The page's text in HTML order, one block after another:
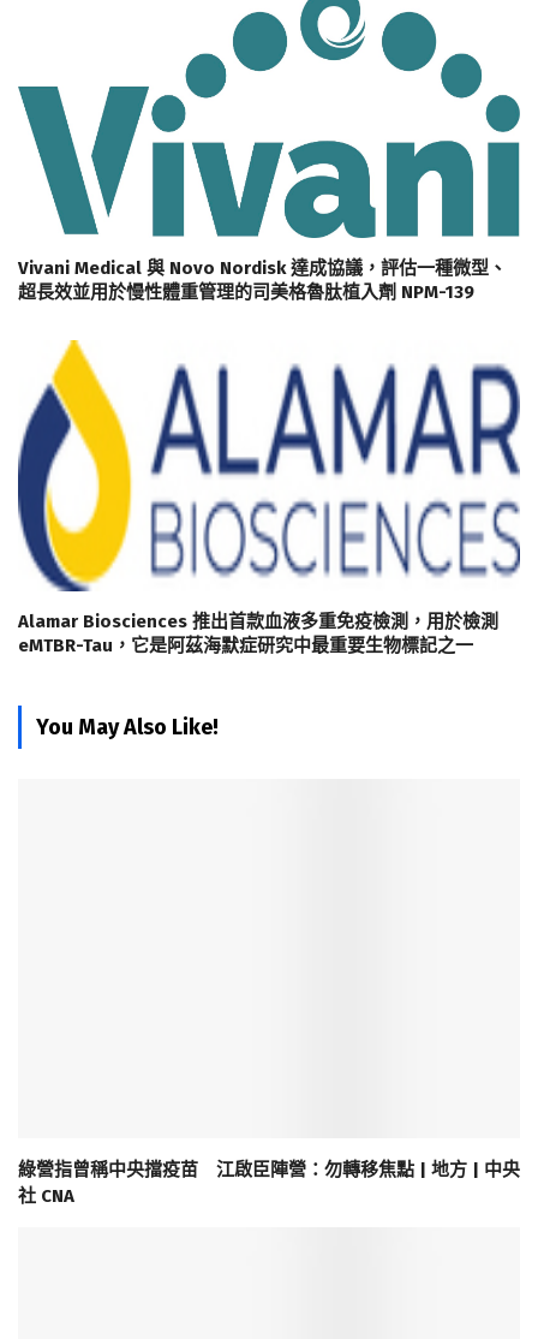
Vivani Medical 與 Novo Nordisk 達成協議，評估一種微型、
超長效並用於慢性體重管理的司美格魯肽植入劑 NPM-139
Alamar Biosciences 推出首款血液多重免疫檢測，用於檢測
eMTBR-Tau，它是阿茲海默症研究中最重要生物標記之一
You May Also Like!
綠營指曾稱中央擋疫苗 江啟臣陣營：勿轉移焦點 | 地方 | 中央
社 CNA